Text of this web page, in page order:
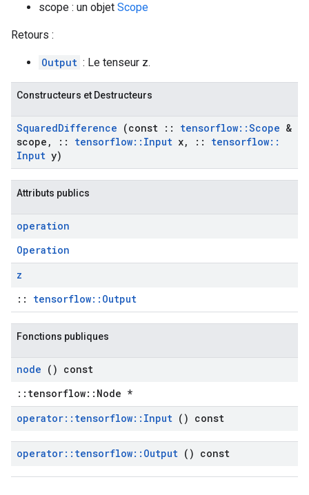
scope : un objet Scope
Retours :
Output : Le tenseur z.
Constructeurs et Destructeurs
SquaredDifference (const :: tensorflow::Scope &
scope , :: tensorflow:: Input x, :: tensorflow::
Input y)
Attributs publics
operation
Operation
z
:: tensorflow::Output
Fonctions publiques
node () const
::tensorflow::Node *
operator:: tensorflow:: Input () const
operator:: tensorflow:: Output () const